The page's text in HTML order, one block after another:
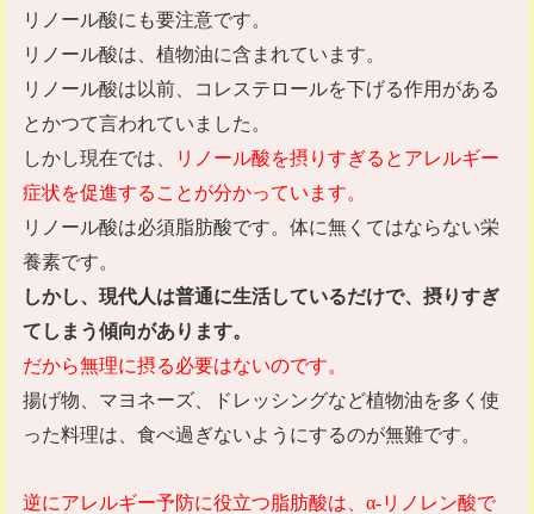
リノール酸にも要注意です。
リノール酸は、植物油に含まれています。
リノール酸は以前、コレステロールを下げる作用がある
とかつて言われていました。
しかし現在では、
リノール酸を摂りすぎるとアレルギー
症状を促進することが分かっています。
リノール酸は必須脂肪酸です。体に無くてはならない栄
養素です。
しかし、現代人は普通に生活しているだけで、摂りすぎ
てしまう傾向があります。
だから無理に摂る必要はないのです。
揚げ物、マヨネーズ、ドレッシングなど植物油を多く使
った料理は、食べ過ぎないようにするのが無難です。
逆にアレルギー予防に役立つ脂肪酸は、 α-リノレン酸で